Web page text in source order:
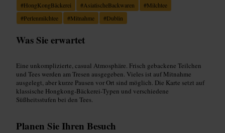
#HongKongBäckerei #AsiatischeBackwaren #Milchtee
#Perlenmilchtee #Mitnahme #Dublin
Was Sie erwartet
Eine unkomplizierte, casual Atmosphäre. Frisch gebackene Teilchen
und Tees werden am Tresen ausgegeben. Vieles ist auf Mitnahme
ausgelegt, aber kurze Pausen vor Ort sind möglich. Die Karte setzt auf
klassische Hongkong‑Bäckerei‑Typen und verschiedene
Süßheitsstufen bei den Tees.
Planen Sie Ihren Besuch